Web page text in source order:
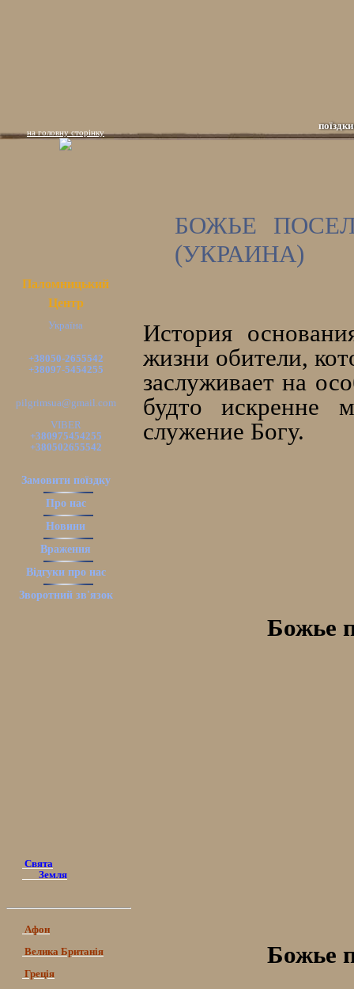
поїздки
на головну сторінку
Паломницький
Центр
Україна
+38050-2655542
+38097-5454255
pilgrimsua@gmail.com
VIBER
+380975454255
+380502655542
Замовити поїздку
Про нас
Новини
Враження
Відгуки про нас
Зворотний зв'язок
Свята
Земля
Афон
Велика Британія
Греція
БОЖЬЕ
(УКРАИНА)
История
жизни обители,
заслуживает на
будто искренне
служение Богу.
Божье
Божье